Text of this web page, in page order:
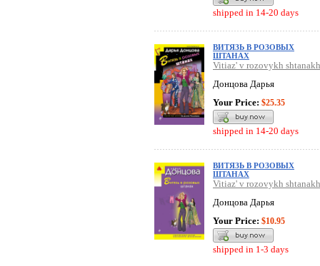
shipped in 14-20 days
ВИТЯЗЬ В РОЗОВЫХ
ШТАНАХ
Vitiaz' v rozovykh shtanakh
Донцова Дарья
Your Price: $25.35
shipped in 14-20 days
ВИТЯЗЬ В РОЗОВЫХ
ШТАНАХ
Vitiaz' v rozovykh shtanakh
Донцова Дарья
Your Price: $10.95
shipped in 1-3 days